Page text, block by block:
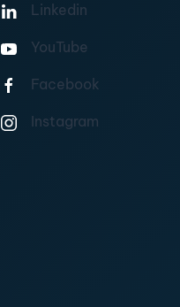
Linkedin
YouTube
Facebook
Instagram